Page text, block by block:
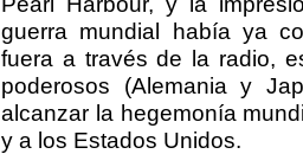
guerra mundial había ya
fuera a través de la radio,
poderosos (Alemania y
alcanzar la hegemonía
y a los Estados Unidos.